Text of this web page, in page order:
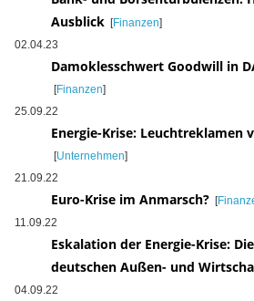
Ausblick [Finanzen]
02.04.23
Damoklesschwert Goodwill in
[Finanzen]
25.09.22
Energie-Krise: Leuchtreklamen
[Unternehmen]
21.09.22
Euro-Krise im Anmarsch? [
11.09.22
Eskalation der Energie-Krise:
deutschen Außen- und
04.09.22